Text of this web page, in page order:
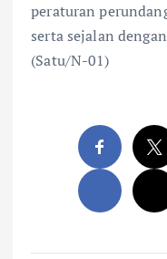
peraturan
serta sejalan
(Satu/N-01)